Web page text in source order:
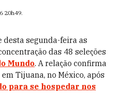
20h49.
segunda-feira as
das 48 seleções
Mundo. A relação confirma
Tijuana, no México, após
para se hospedar nos